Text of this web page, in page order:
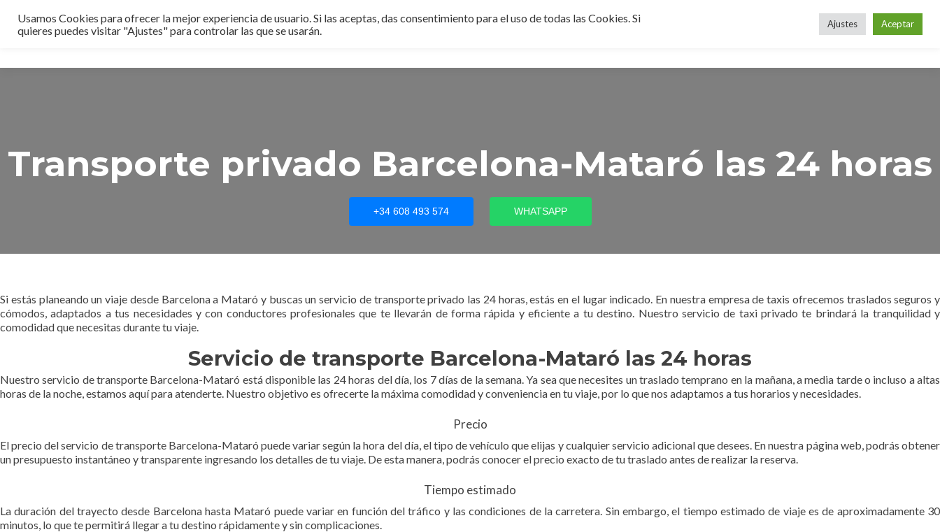
Transporte privado Barcelona-Mataró las 24 horas
+34 608 493 574 WHATSAPP
Si estás planeando un viaje desde Barcelona a Mataró y buscas un servicio de transporte privado las 24 horas, estás en el lugar indicado. En nuestra empresa de taxis ofrecemos traslados seguros y
cómodos, adaptados a tus necesidades y con conductores profesionales que te llevarán de forma rápida y eficiente a tu destino. Nuestro servicio de taxi privado te brindará la tranquilidad y
comodidad que necesitas durante tu viaje.
Servicio de transporte Barcelona-Mataró las 24 horas
Nuestro servicio de transporte Barcelona-Mataró está disponible las 24 horas del día, los 7 días de la semana. Ya sea que necesites un traslado temprano en la mañana, a media tarde o incluso a altas
horas de la noche, estamos aquí para atenderte. Nuestro objetivo es ofrecerte la máxima comodidad y conveniencia en tu viaje, por lo que nos adaptamos a tus horarios y necesidades.
Precio
El precio del servicio de transporte Barcelona-Mataró puede variar según la hora del día, el tipo de vehículo que elijas y cualquier servicio adicional que desees. En nuestra página web, podrás obtener
un presupuesto instantáneo y transparente ingresando los detalles de tu viaje. De esta manera, podrás conocer el precio exacto de tu traslado antes de realizar la reserva.
Tiempo estimado
La duración del trayecto desde Barcelona hasta Mataró puede variar en función del tráfico y las condiciones de la carretera. Sin embargo, el tiempo estimado de viaje es de aproximadamente 30
minutos, lo que te permitirá llegar a tu destino rápidamente y sin complicaciones.
Usamos Cookies para ofrecer la mejor experiencia de usuario. Si las aceptas, das consentimiento para el uso de todas las Cookies. Si
quieres puedes visitar "Ajustes" para controlar las que se usarán.
Ajustes Aceptar